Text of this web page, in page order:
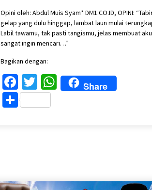
Opini oleh: Abdul Muis Syam* DM1.CO.ID, OPINI:
gelap yang dulu hinggap, lambat laun mulai
Labil tawamu, tak pasti tangismu, jelas membuat aku
sangat ingin mencari…”
Bagikan dengan:
Facebook
Twitter
WhatsApp
Share
Share